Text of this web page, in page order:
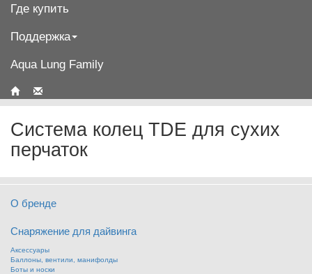
Где купить
Поддержка
Aqua Lung Family
Система колец TDE для сухих
перчаток
О бренде
Снаряжение для дайвинга
Аксессуары
Баллоны, вентили, манифолды
Боты и носки